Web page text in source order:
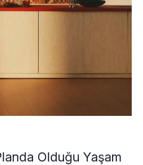
Olduğu Yaşam